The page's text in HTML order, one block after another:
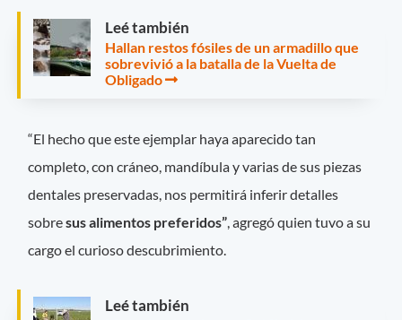
Leé también
Hallan restos fósiles de un armadillo que
sobrevivió a la batalla de la Vuelta de
Obligado
“El hecho que este ejemplar haya aparecido tan
completo, con cráneo, mandíbula y varias de sus piezas
dentales preservadas, nos permitirá inferir detalles
sobresus alimentos preferidos”, agregó quien tuvo a su
cargo el curioso descubrimiento.
Leé también